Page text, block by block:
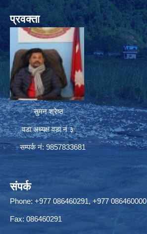
प्रवक्ता
सुमन श्रेष्ठ
वडा अध्यक्ष वडा नं ३
सम्पर्क नं: 9857833681
संपर्क
Phone: +977 086460291, +977 086460000
Fax: 086460291